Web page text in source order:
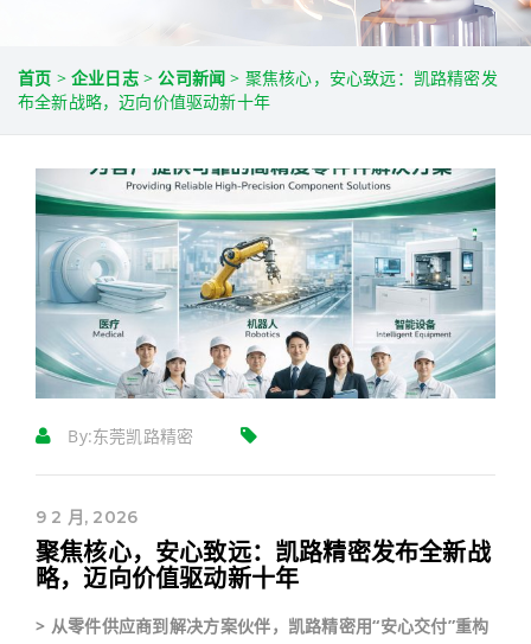
首页 >企业日志>公司新闻 > 聚焦核心，安心致远：凯路精密发
布全新战略，迈向价值驱动新十年
By:东莞凯路精密
9 2 月, 2026
聚焦核心，安心致远：凯路精密发布全新战
略，迈向价值驱动新十年
> 从零件供应商到解决方案伙伴，凯路精密用“安心交付”重构